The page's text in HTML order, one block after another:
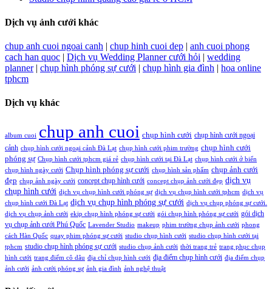
Dịch vụ ảnh cưới khác
chup anh cuoi ngoai canh | chup hinh cuoi dep | anh cuoi phong
cach han quoc | Dịch vụ Wedding Planner cưới hỏi | wedding
planner| chụp hình phóng sự cưới | chụp hình gia đình | hoa online
tphcm
Dịch vụ khác
album cuoi chup anh cuoi chụp hình cưới chụp hình cưới ngoại
cảnh chụp hình cưới ngoại cảnh Đà Lạt chụp hình cưới phim trường chụp hình cưới
phóng sự Chụp hình cưới tphcm giá rẻ chụp hình cưới tại Đà Lạt chụp hình cưới ở biển
chụp hình ngày cưới Chụp hình phóng sự cưới chụp hình sản phẩm chụp ảnh cưới
đẹp chụp ảnh ngày cưới concept chụp hình cưới concept chụp ảnh cưới đẹp dịch vụ
chụp hình cưới dịch vụ chụp hình cưới phóng sự dịch vụ chụp hình cưới tphcm dịch vụ
chụp hình cưới Đà Lạt dịch vụ chụp hình phóng sự cưới dịch vụ chụp phóng sự cưới.
dịch vụ chụp ảnh cưới ekip chụp hình phóng sự cưới gói chụp hình phóng sự cưới gói dịch
vụ chụp ảnh cưới Phú Quốc Lavender Studio makeup phim trường chụp ảnh cưới phong
cách Hàn Quốc quay phim phóng sự cưới studio chụp hình cưới studio chụp hình cưới tại
tphcm studio chụp hình phóng sự cưới studio chụp ảnh cưới thời trang trẻ trang phục chụp
hình cưới trang điểm cô dâu địa chỉ chụp hình cưới địa điểm chụp hình cưới địa điểm chụp
ảnh cưới ảnh cưới phóng sự ảnh gia đình ảnh nghệ thuật